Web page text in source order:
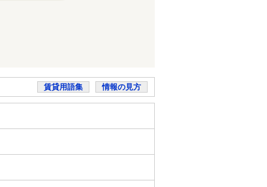
賃貸用語集 情報の見方